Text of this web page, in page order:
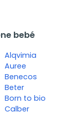
bebé
Alqvimia
Auree
Benecos
Beter
Born to bio
Calber